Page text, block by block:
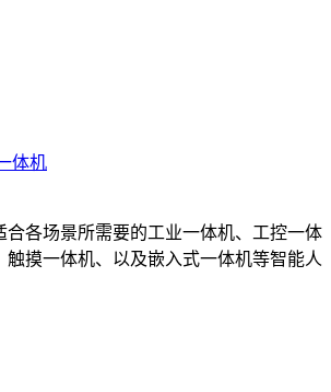
体机
合各场景所需要的工业一体机、工控一体
触摸一体机、以及嵌入式一体机等智能人